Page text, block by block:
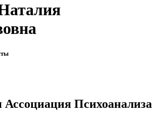
Психоанализа